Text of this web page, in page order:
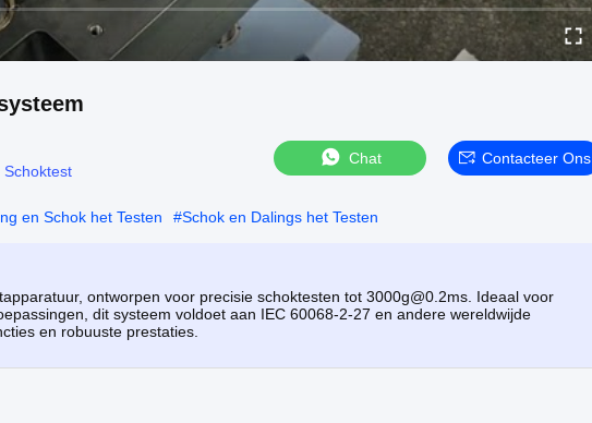
Chat Contacteer Ons
en Schok het Testen #Schok en Dalings het Testen
ontworpen voor precisie schoktesten tot 3000g@0.2ms. Ideaal voor
dit systeem voldoet aan IEC 60068-2-27 en andere wereldwijde
en robuuste prestaties.